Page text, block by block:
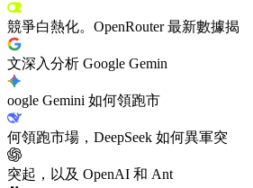
競爭白熱化。OpenRouter 最新數據揭
文深入分析 Google Gemin
oogle Gemini 如何領跑市
何領跑市場，DeepSeek 如何異軍突
突起，以及 OpenAI 和 Ant